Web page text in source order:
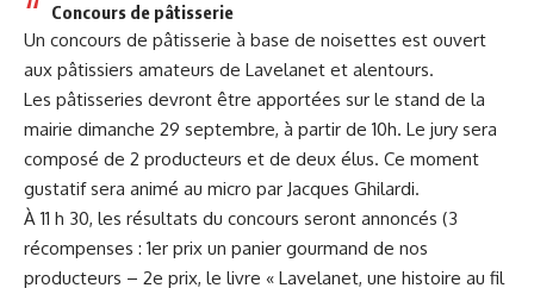
Concours de pâtisserie
Un concours de pâtisserie à base de noisettes est ouvert
aux pâtissiers amateurs de Lavelanet et alentours.
Les pâtisseries devront être apportées sur le stand de la
mairie dimanche 29 septembre, à partir de 10h. Le jury sera
composé de 2 producteurs et de deux élus. Ce moment
gustatif sera animé au micro par Jacques Ghilardi.
À 11 h 30, les résultats du concours seront annoncés (3
récompenses : 1er prix un panier gourmand de nos
producteurs – 2e prix, le livre « Lavelanet, une histoire au fil